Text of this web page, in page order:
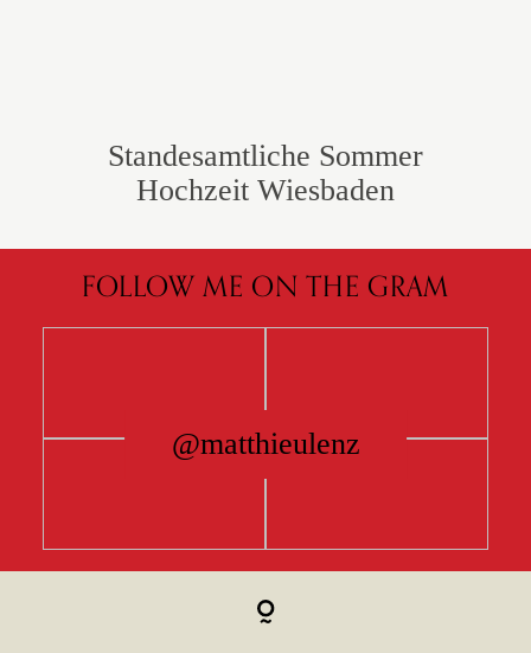
Standesamtliche Sommer
Hochzeit Wiesbaden
FOLLOW ME ON THE GRAM
@matthieulenz